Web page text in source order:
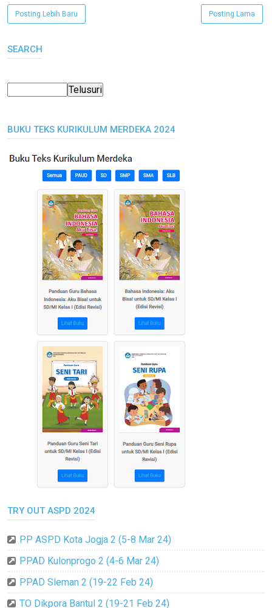
Posting Lebih Baru Posting Lama
SEARCH
BUKU TEKS KURIKULUM MERDEKA 2024
TRY OUT ASPD 2024
PP ASPD Kota Jogja 2 (5-8 Mar 24)
PPAD Kulonprogo 2 (4-6 Mar 24)
PPAD Sleman 2 (19-22 Feb 24)
TO Dikpora Bantul 2 (19-21 Feb 24)